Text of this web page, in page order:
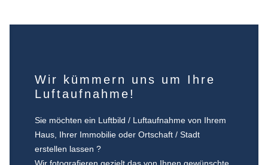
Wir kümmern uns um Ihre
Luftaufnahme!
Sie möchten ein Luftbild / Luftaufnahme von Ihrem
Haus, Ihrer Immobilie oder Ortschaft / Stadt
erstellen lassen ?